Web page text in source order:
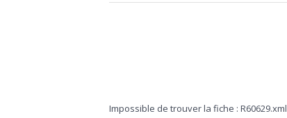
Impossible de trouver la fiche : R60629.xml